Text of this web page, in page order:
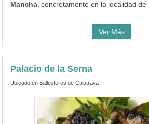
Mancha , concretamente en la localidad
Ver Más
Palacio de la Serna
Ubicado en Ballesteros de Calatrava